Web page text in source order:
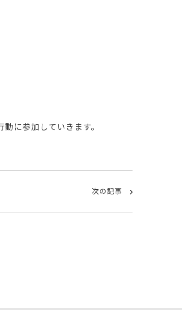
に参加していきます。
次の記事